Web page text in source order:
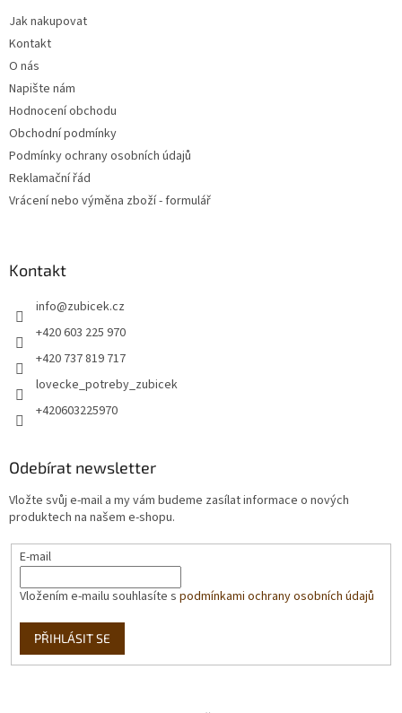
Jak nakupovat
Kontakt
O nás
Napište nám
Hodnocení obchodu
Obchodní podmínky
Podmínky ochrany osobních údajů
Reklamační řád
Vrácení nebo výměna zboží - formulář
Kontakt
info@zubicek.cz
+420 603 225 970
+420 737 819 717
lovecke_potreby_zubicek
+420603225970
Odebírat newsletter
Vložte svůj e-mail a my vám budeme zasílat informace o nových
produktech na našem e-shopu.
E-mail
Vložením e-mailu souhlasíte s podmínkami ochrany osobních údajů
PŘIHLÁSIT SE